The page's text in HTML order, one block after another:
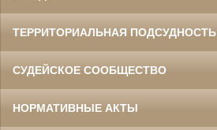
ТЕРРИТОРИАЛЬНАЯ ПОДСУДНОСТЬ
СУДЕЙСКОЕ СООБЩЕСТВО
НОРМАТИВНЫЕ АКТЫ